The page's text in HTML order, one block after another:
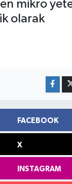
mikro
olarak
FACEBOOK
X
INSTAGRAM